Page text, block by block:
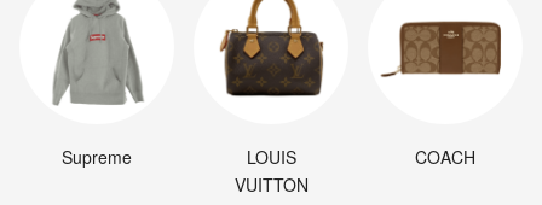
Supreme
LOUIS
VUITTON
COACH